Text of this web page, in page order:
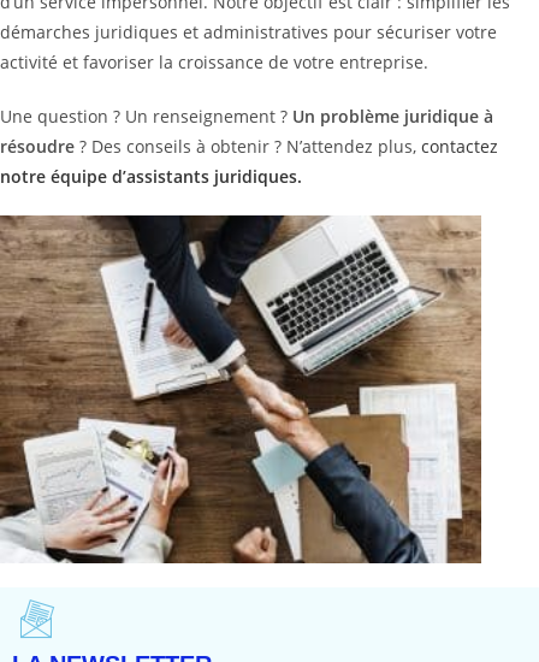
démarches juridiques et administratives pour sécuriser votre
activité et favoriser la croissance de votre entreprise.
Une question ? Un renseignement ? Un problème juridique à
résoudre ? Des conseils à obtenir ? N’attendez plus, contactez
notre équipe d’assistants juridiques.